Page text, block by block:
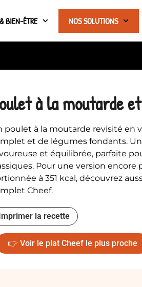
BIEN-ÊTRE NOS SOLUTIONS
à la moutarde
poulet à la moutarde revisité en
et de légumes fondants.
et équilibrée, parfaite
Pour une version
à 351 kcal, découvrez
Cheef.
la recette
👉 Voir le plat Cheef le plus proche